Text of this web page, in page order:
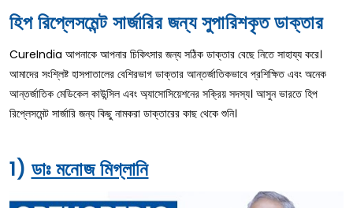
হিপ রিপ্লেসমেন্ট সার্জারির জন্য সুপারিশকৃত ডাক্তার
CureIndia আপনাকে আপনার চিকিৎসার জন্য সঠিক ডাক্তার বেছে নিতে সাহায্য করে।
আমাদের সংশ্লিষ্ট হাসপাতালের বেশিরভাগ ডাক্তার আন্তর্জাতিকভাবে প্রশিক্ষিত এবং অনেক
আন্তর্জাতিক মেডিকেল কাউন্সিল এবং অ্যাসোসিয়েশনের সক্রিয় সদস্য। আসুন ভারতে হিপ
রিপ্লেসমেন্ট সার্জারি জন্য কিছু নামকরা ডাক্তারের কাছ থেকে শুনি।
1) ডাঃ মনোজ মিগ্লানি